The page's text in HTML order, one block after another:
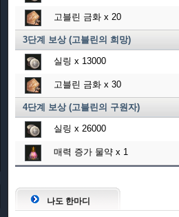
고블린 금화 x 20
3단계 보상 (고블린의 희망)
실링 x 13000
고블린 금화 x 30
4단계 보상 (고블린의 구원자)
실링 x 26000
매력 증가 물약 x 1
나도 한마디